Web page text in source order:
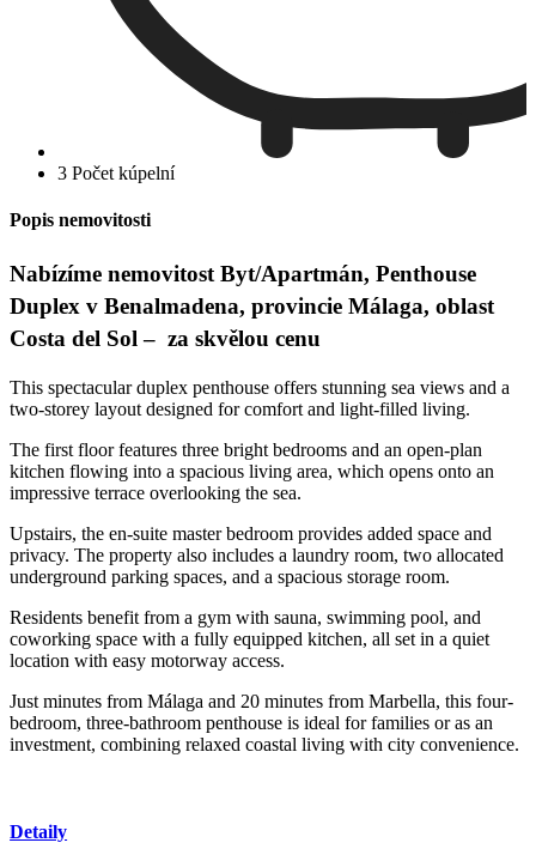
3 Počet kúpelní
Popis nemovitosti
Nabízíme nemovitost Byt/Apartmán, Penthouse
Duplex v Benalmadena, provincie Málaga, oblast
Costa del Sol – za skvělou cenu
This spectacular duplex penthouse offers stunning sea views and a
two-storey layout designed for comfort and light-filled living.
The first floor features three bright bedrooms and an open-plan
kitchen flowing into a spacious living area, which opens onto an
impressive terrace overlooking the sea.
Upstairs, the en-suite master bedroom provides added space and
privacy. The property also includes a laundry room, two allocated
underground parking spaces, and a spacious storage room.
Residents benefit from a gym with sauna, swimming pool, and
coworking space with a fully equipped kitchen, all set in a quiet
location with easy ‌motorway ‌access.
Just ‌minutes ‌from ‌Málaga and ‌20 ‌minutes from ‌Marbella, this ‌four-
bedroom, three-bathroom penthouse ‌is ‌ideal ‌for families or ‌as ‌an
investment, combining ‌relaxed ‌coastal ‌living ‌with ‌city ‌convenience.
Detaily